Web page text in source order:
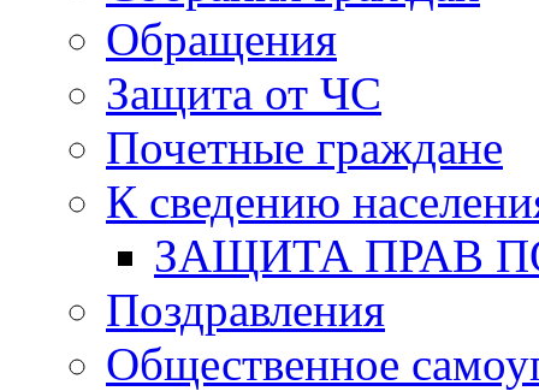
Обращения
Защита от ЧС
Почетные граждане
К сведению
ЗАЩИТА ПРАВ
Поздравления
Общественное